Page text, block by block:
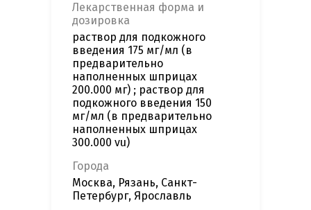
Лекарственная форма и
дозировка
раствор для подкожного
введения 175 мг/мл (в
предварительно
наполненных шприцах
200.000 мг) ; раствор для
подкожного введения 150
мг/мл (в предварительно
наполненных шприцах
300.000 vu)
Города
Москва, Рязань, Санкт-
Петербург, Ярославль